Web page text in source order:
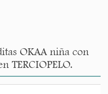
OKAA niña con
TERCIOPELO.